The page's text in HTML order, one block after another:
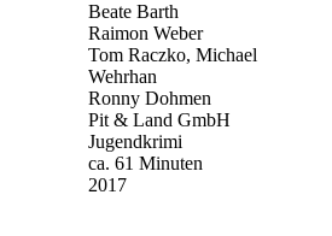
Beate Barth
Raimon Weber
Tom Raczko, Michael
Wehrhan
Ronny Dohmen
Pit & Land GmbH
Jugendkrimi
ca. 61 Minuten
2017